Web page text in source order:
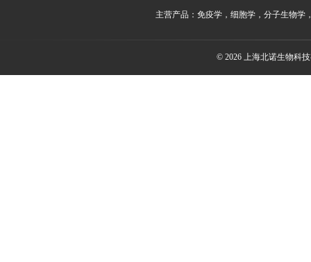
主营产品：免疫学，细胞学，分子生物学
© 2026 上海北诺生物科